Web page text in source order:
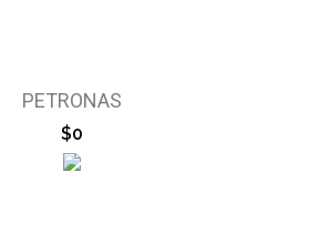
PETRONAS
$0